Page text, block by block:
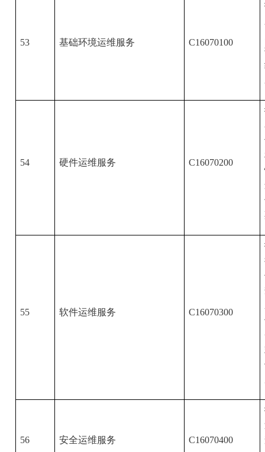
53 基础环境运维服务 C16070100
54 硬件运维服务 C16070200
55 软件运维服务 C16070300
56 安全运维服务 C16070400